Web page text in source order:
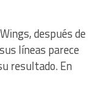
después de
líneas parece
resultado. En